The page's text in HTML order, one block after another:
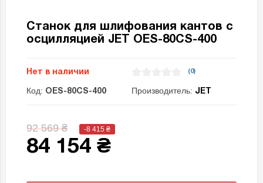
Станок для шлифования кантов с
осцилляцией JET OES-80CS-400
Нет в наличии (0)
Код: OES-80CS-400 Производитель: JET
92 569 ₴ -8 415 ₴
84 154 ₴